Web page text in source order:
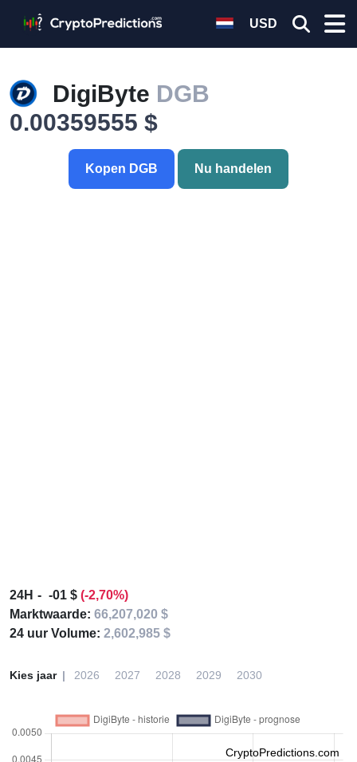
USD
DigiByte DGB
0.00359555 $
Kopen DGB Nu handelen
24H -01 $ (-2,70%)
Marktwaarde: 66,207,020 $
24 uur Volume: 2,602,985 $
Kies jaar 2026 2027 2028 2029 2030
CryptoPredictions.com